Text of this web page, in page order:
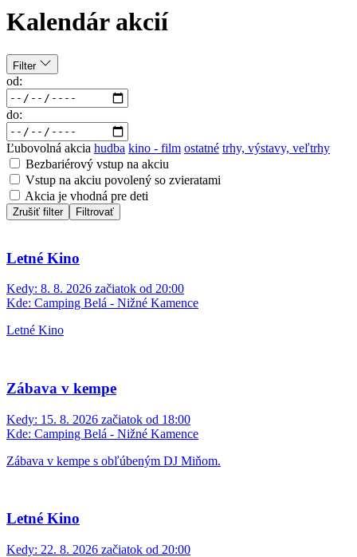
Kalendár akcií
Filter
od:
do:
Ľubovolná akcia hudba kino - film ostatné trhy, výstavy, veľtrhy
Bezbariérový vstup na akciu
Vstup na akciu povolený so zvieratami
Akcia je vhodná pre deti
Zrušiť filter Filtrovať
Letné Kino
Kedy: 8. 8. 2026 začiatok od 20:00
Kde: Camping Belá - Nižné Kamence
Letné Kino
Zábava v kempe
Kedy: 15. 8. 2026 začiatok od 18:00
Kde: Camping Belá - Nižné Kamence
Zábava v kempe s obľúbeným DJ Miňom.
Letné Kino
Kedy: 22. 8. 2026 začiatok od 20:00